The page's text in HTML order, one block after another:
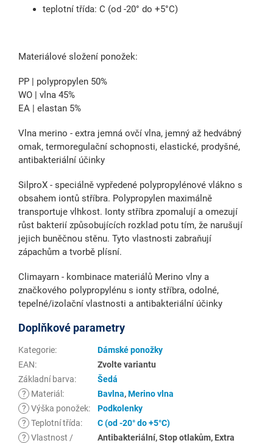
teplotní třída: C (od -20° do +5°C)
Materiálové složení ponožek:
PP | polypropylen 50%
WO | vlna 45%
EA | elastan 5%
Vlna merino - extra jemná ovčí vlna, jemný až hedvábný
omak, termoregulační schopnosti, elastické, prodyšné,
antibakteriální účinky
SilproX - speciálně vypředené polypropylénové vlákno s
obsahem iontů stříbra. Polypropylen maximálně
transportuje vlhkost. Ionty stříbra zpomalují a omezují
růst bakterií způsobujících rozklad potu tím, že narušují
jejich buněčnou stěnu. Tyto vlastnosti zabraňují
zápachům a tvorbě plísní.
Climayarn - kombinace materiálů Merino vlny a
značkového polypropylénu s ionty stříbra, odolné,
tepelné/izolační vlastnosti a antibakteriální účinky
Doplňkové parametry
Kategorie:
Dámské ponožky
EAN:
Zvolte variantu
Základní barva:
Šedá
?
Materiál : Bavlna,Merino vlna
? Výška ponožek:
Podkolenky
? Teplotní třída:
C (od -20° do +5°C)
? Vlastnost /
Antibakteriální, Stop otlakům, Extra